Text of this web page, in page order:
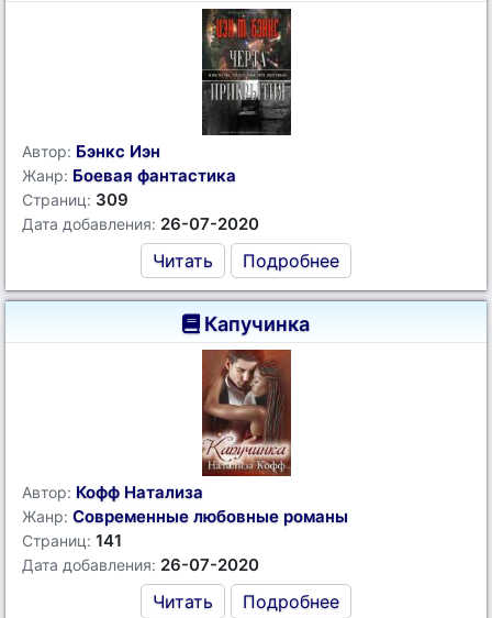
Автор: Бэнкс Иэн
Жанр: Боевая фантастика
Страниц: 309
Дата добавления: 26-07-2020
Читать Подробнее
Капучинка
Автор: Кофф Натализа
Жанр: Современные любовные романы
Страниц: 141
Дата добавления: 26-07-2020
Читать Подробнее